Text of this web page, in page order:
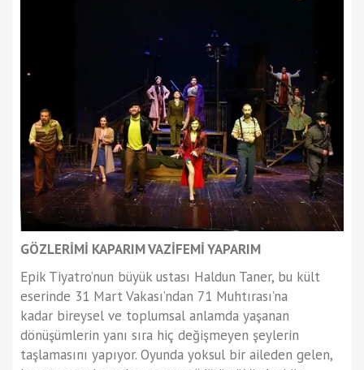
GÖZLERİMİ KAPARIM VAZİFEMİ YAPARIM
Epik Tiyatro’nun büyük ustası Haldun Taner, bu kült
eserinde 31 Mart Vakası’ndan 71 Muhtırası’na
kadar bireysel ve toplumsal anlamda yaşanan
dönüşümlerin yanı sıra hiç değişmeyen şeylerin
taşlamasını yapıyor. Oyunda yoksul bir aileden gelen,